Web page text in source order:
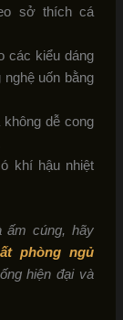
sở thích cá
các kiểu dáng
uốn bằng
dễ cong
khí hậu nhiệt
ấm cúng, hãy
phòng ngủ
hiện đại và